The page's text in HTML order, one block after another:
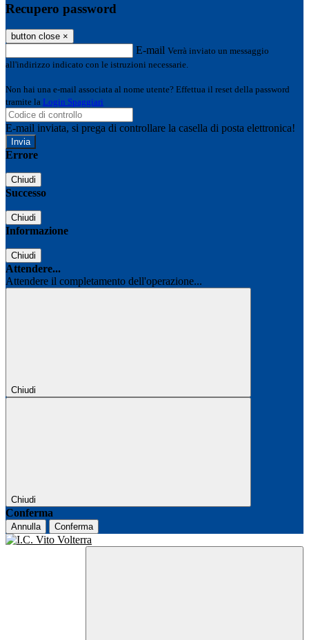
Recupero password
button close ×
E-mail Verrà inviato un messaggio
all'indirizzo indicato con le istruzioni necessarie.
Non hai una e-mail associata al nome utente? Effettua il reset della password
tramite la Login Spaggiari
E-mail inviata, si prega di controllare la casella di posta elettronica!
Errore
Chiudi
Successo
Chiudi
Informazione
Chiudi
Attendere...
Attendere il completamento dell'operazione...
Chiudi
Chiudi
Conferma
Annulla Conferma